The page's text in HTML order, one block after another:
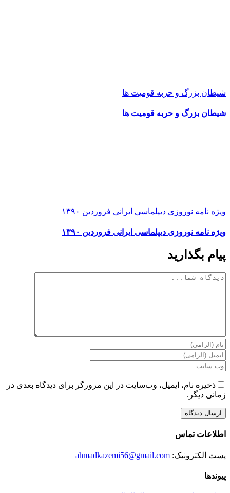
شیطان بزرگ و حربه قومیت ها
شیطان بزرگ و حربه قومیت ها
ویژه نامه نوروزی دیپلماسی ایرانی فروردین ۱۳۹۰
ویژه نامه نوروزی دیپلماسی ایرانی فروردین ۱۳۹۰
پیام بگذارید
دیدگاه
ذخیره نام، ایمیل، وب‌سایت در این مرورگر برای دیدگاه بعدی در
زمانی دیگر.
اطلاعات تماس
پست الکترونیک: ahmadkazemi56@gmail.com
پیوندها